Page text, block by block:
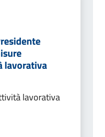
lavorativa
lavorativa